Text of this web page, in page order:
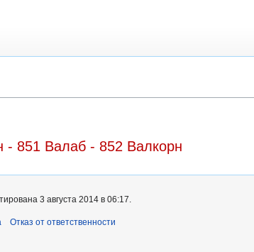
851 Валаб - 852 Валкорн
3 августа 2014 в 06:17.
Отказ от ответственности